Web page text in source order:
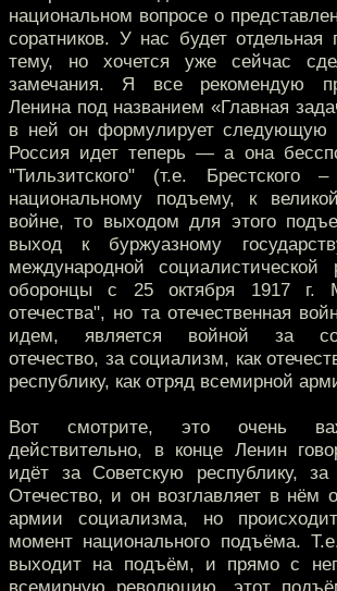
национальном вопросе о
соратников. У нас будет отдельная
тему, но хочется уже сейчас
замечания. Я все рекомендую
Ленина под названием «Главная
в ней он формулирует
Россия идет теперь — а она
"Тильзитского" (т.е.
национальному подъему, к
войне, то выходом для этого
выход к буржуазному
международной
оборонцы с 25 октября 1917 г.
отечества", но та отечественная
идем, является войной за
отечество, за социализм, как
республику, как отряд всемирной
Вот смотрите, это очень
действительно, в конце Ленин
идёт за Советскую республику,
Отечество, и он возглавляет в нём
армии социализма, но
момент национального подъёма.
выходит на подъём, и прямо с